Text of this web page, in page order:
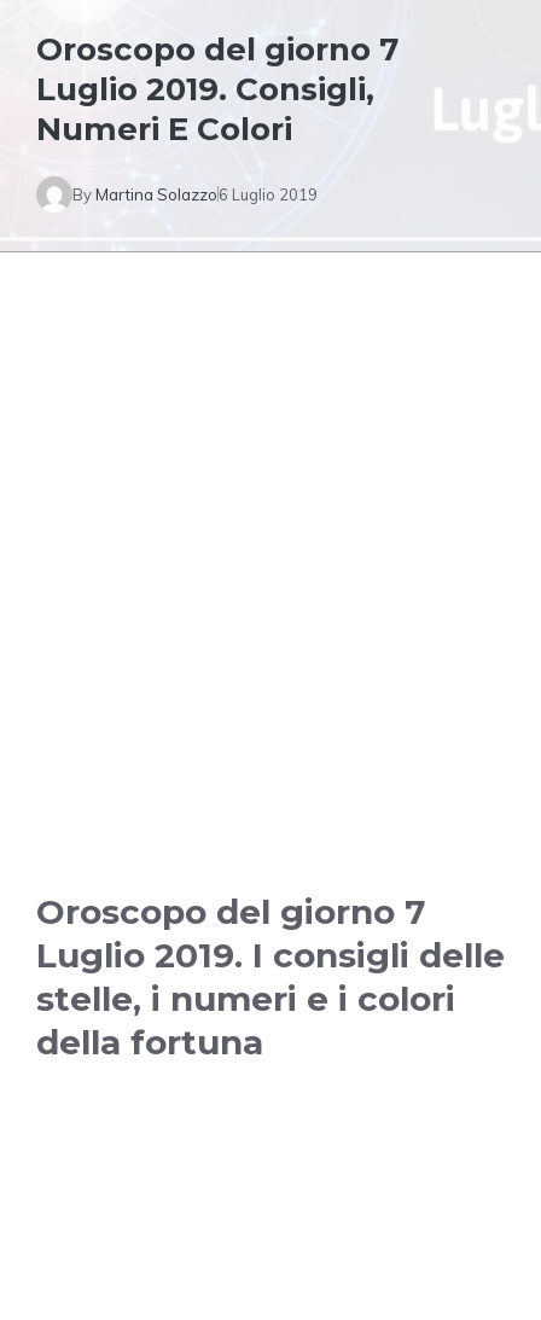
Oroscopo del giorno 7
Luglio 2019. Consigli,
Numeri E Colori
ByMartina Solazzo6 Luglio 2019
Oroscopo del giorno 7
Luglio 2019. I consigli delle
stelle, i numeri e i colori
della fortuna